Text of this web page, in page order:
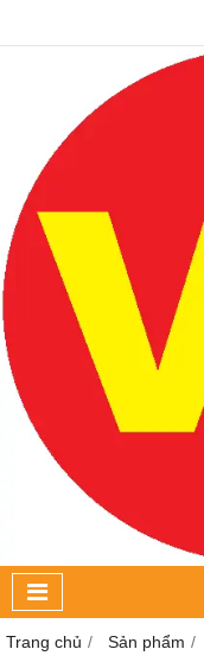
Trang chủ Sản phẩm